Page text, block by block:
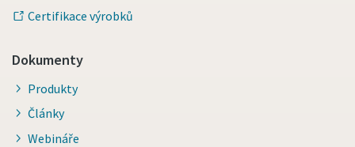
Certifikace výrobků
Dokumenty
Produkty
Články
Webináře